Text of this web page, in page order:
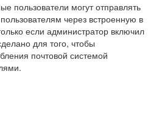
пользователи могут отправлять
через встроенную в
если администратор включил
для того, чтобы
почтовой системой